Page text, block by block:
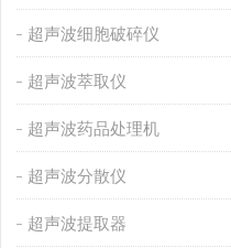
超声波细胞破碎仪
超声波萃取仪
超声波药品处理机
超声波分散仪
超声波提取器